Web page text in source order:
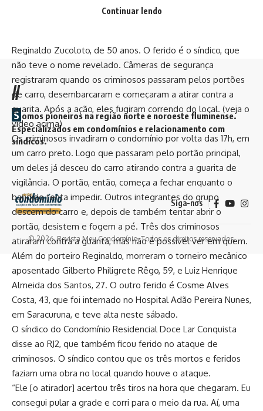
Lar Conquista, em Belford Roxo, Rio de Janeiro, deixou três
Reginaldo Zucoloto, de 50 anos. O ferido é o síndico, que
não teve o nome revelado. Câmeras de segurança
registraram quando os criminosos passaram pelos portões
de carro, desembarcaram e começaram a atirar contra a
guarita. Após a ação, eles fugiram correndo do local. (veja o
vídeo acima)
Os criminosos invadiram o condomínio por volta das 17h, em
um carro preto. Logo que passaram pelo portão principal,
um deles já desceu do carro atirando contra a guarita de
vigilância. O portão, então, começa a fechar enquanto o
bandido tenta impedir. Outros integrantes do grupo
descem do carro e, depois de também tentar abrir o
portão, desistem e fogem a pé. Três dos criminosos
atiraram contra a guarita, mas não é possível ver em quem.
Além do porteiro Reginaldo, morreram o torneiro mecânico
aposentado Gilberto Philigrete Rêgo, 59, e Luiz Henrique
Almeida dos Santos, 27. O outro ferido é Cosme Alves
Costa, 43, que foi internado no Hospital Adão Pereira Nunes,
em Saracuruna, e teve alta neste sábado.
O síndico do Condomínio Residencial Doce Lar Conquista
disse ao RJ2, que também ficou ferido no ataque de
criminosos. O síndico contou que os três mortos e feridos
faziam uma obra no local quando houve o ataque.
“Ele [o atirador] acertou três tiros na hora que chegaram. Eu
consegui pular a grade e corri para o meio da rua. Aí, uma
Continuar lendo
//
S omos pioneiros na região norte e noroeste fluminense.
Especializados em condomínios e relacionamento com
síndicos.
Siga-nos
© 2026. Revista Meu Condomínio. Todos os direitos reservados.